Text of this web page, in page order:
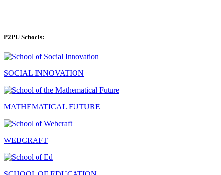
P2PU Schools:
SOCIAL INNOVATION
MATHEMATICAL FUTURE
WEBCRAFT